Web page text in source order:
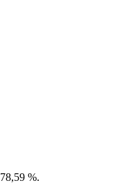
78,59 %.